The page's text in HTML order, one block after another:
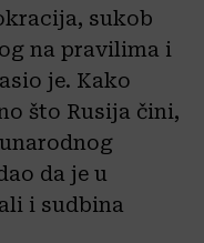
sukob
na pravilima i
je. Kako
što Rusija čini,
da je u
i sudbina